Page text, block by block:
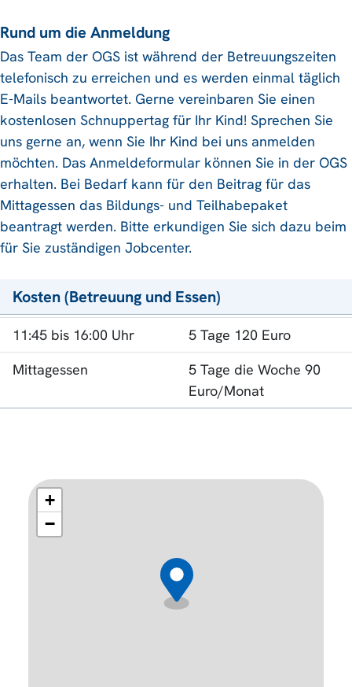
Rund um die Anmeldung
Das Team der OGS ist während der Betreuungszeiten
telefonisch zu erreichen und es werden einmal täglich
E-Mails beantwortet. Gerne vereinbaren Sie einen
kostenlosen Schnuppertag für Ihr Kind! Sprechen Sie
uns gerne an, wenn Sie Ihr Kind bei uns anmelden
möchten. Das Anmeldeformular können Sie in der OGS
erhalten. Bei Bedarf kann für den Beitrag für das
Mittagessen das Bildungs- und Teilhabepaket
beantragt werden. Bitte erkundigen Sie sich dazu beim
für Sie zuständigen Jobcenter.
Kosten (Betreuung und Essen)
11:45 bis 16:00 Uhr
5 Tage 120 Euro
Mittagessen
5 Tage die Woche 90
Euro/Monat
+
−